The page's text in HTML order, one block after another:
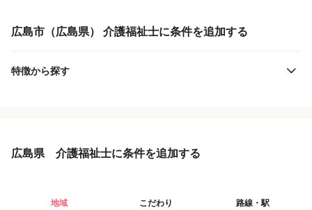
広島市（広島県） 介護福祉士に条件を追加する
特徴から探す
広島県 介護福祉士に条件を追加する
地域 こだわり 路線・駅